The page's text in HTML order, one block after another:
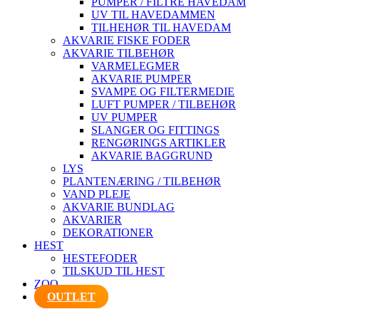
UV TIL HAVEDAMMEN
TILHEHØR TIL HAVEDAM
AKVARIE FISKE FODER
AKVARIE TILBEHØR
VARMELEGMER
AKVARIE PUMPER
SVAMPE OG FILTERMEDIE
LUFT PUMPER / TILBEHØR
UV PUMPER
SLANGER OG FITTINGS
RENGØRINGS ARTIKLER
AKVARIE BAGGRUND
LYS
PLANTENÆRING / TILBEHØR
VAND PLEJE
AKVARIE BUNDLAG
AKVARIER
DEKORATIONER
HEST
HESTEFODER
TILSKUD TIL HEST
ZOO
OUTLET